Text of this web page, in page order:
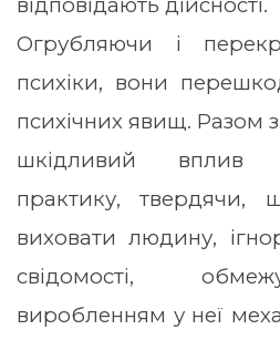
Огрубляючи і
психіки, вони
психічних явищ. Разом
шкідливий вплив
практику, твердячи,
виховати людину,
свідомості,
виробленням у неї